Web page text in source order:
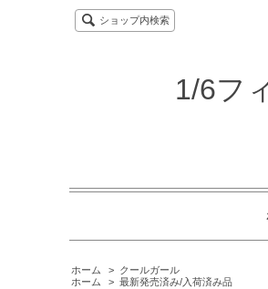
ショップ内検索
1/6フ
ホーム > クールガール
ホーム
> 最新発売済み/入荷済み品